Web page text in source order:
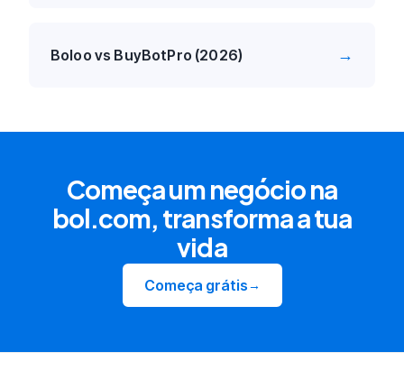
Boloo vs BuyBotPro (2026) →
Começa um negócio na
bol.com, transforma a tua
vida
Começa grátis→